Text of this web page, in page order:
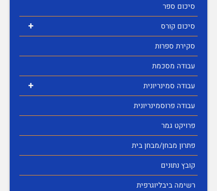
סיכום ספר
+
סיכום קורס
סקירת ספרות
עבודה מסכמת
+
עבודה סמינריונית
עבודה פרוסמינריונית
פרויקט גמר
פתרון מבחן/מבחן בית
קובץ נתונים
רשימה ביבליוגרפית